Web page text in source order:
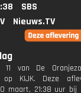
SBS
Nieuws.TV
11 van De
KIJK. Deze
maart, 21:38 uur bij